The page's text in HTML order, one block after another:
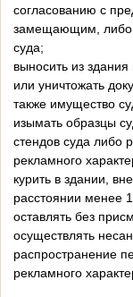
согласованию с
замещающим, либо
суда;
выносить из
или уничтожать
также имущество
изымать образцы
стендов суда либо
рекламного
курить в здании,
расстоянии менее
оставлять без
осуществлять
распространение
рекламного